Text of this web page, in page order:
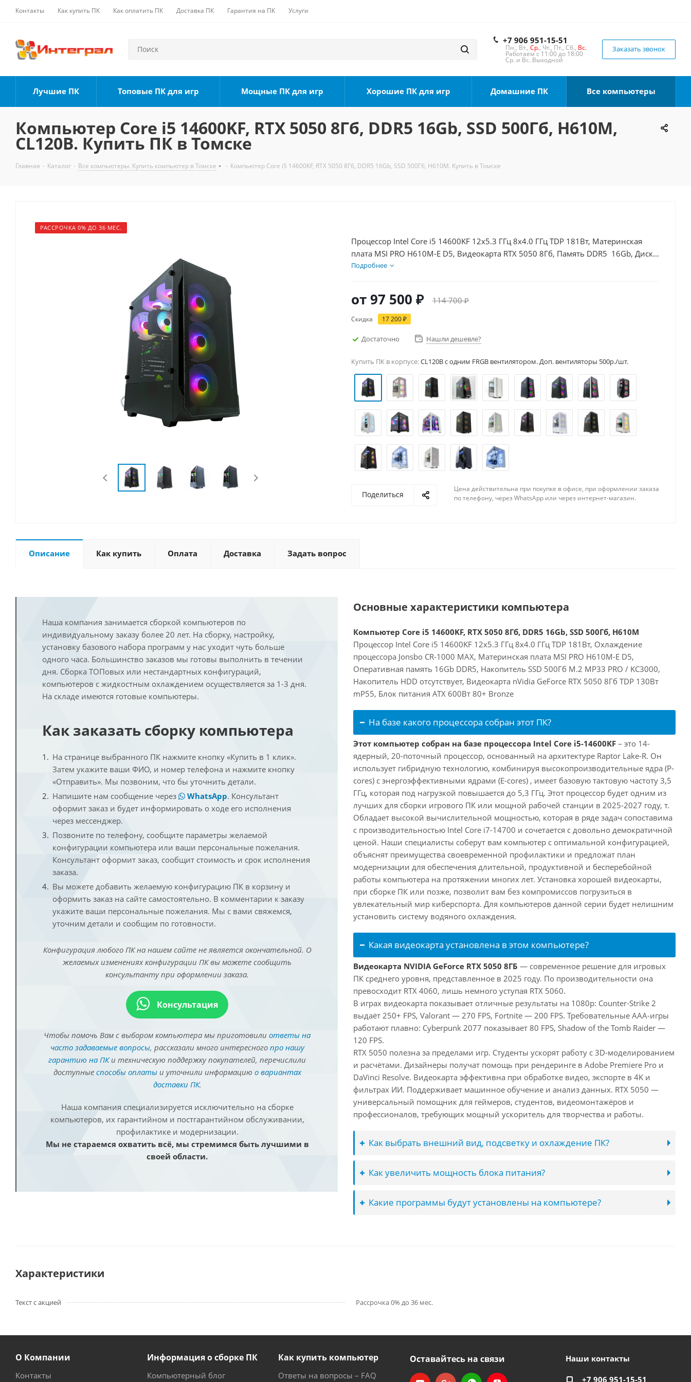
Контакты Как купить ПК Как оплатить ПК Доставка ПК Гарантия на ПК Услуги
+7 906 951-15-51
Пн., Вт., Ср., Чт., Пт., Сб., Вс.
Работаем с 11:00 до 18:00
Ср. и Вс. Выходной
Заказать звонок
Лучшие ПК Топовые ПК для игр Мощные ПК для игр Хорошие ПК для игр Домашние ПК Все компьютеры
Компьютер Core i5 14600KF, RTX 5050 8Гб, DDR5 16Gb, SSD 500Гб, H610M,
CL120B. Купить ПК в Томске
Главная - Каталог - Все компьютеры. Купить компьютер в Томске - Компьютер Core i5 14600KF, RTX 5050 8Гб, DDR5 16Gb, SSD 500Гб, H610M. Купить в Томске
РАССРОЧКА 0% ДО 36 МЕС.
Процессор Intel Core i5 14600KF 12x5.3 ГГц 8x4.0 ГГц TDP 181Вт, Материнская
плата MSI PRO H610M-E D5, Видеокарта RTX 5050 8Гб, Память DDR5 16Gb, Диски
SSD 500Гб, БП 600Вт
Подробнее
от97 500 ₽ 114 700 ₽
Скидка 17 200 ₽
Достаточно Нашли дешевле?
Купить ПК в корпусе:CL120B c одним FRGB вентилятором. Доп. вентиляторы 500р./шт.
Поделиться
Цена действительна при покупке в офисе, при оформлении заказа
по телефону, через WhatsApp или через интернет-магазин.
Описание Как купить Оплата Доставка Задать вопрос
Наша компания занимается сборкой компьютеров по
индивидуальному заказу более 20 лет. На сборку, настройку,
установку базового набора программ у нас уходит чуть больше
одного часа. Большинство заказов мы готовы выполнить в течении
дня. Сборка ТОПовых или нестандартных конфигураций,
компьютеров с жидкостным охлаждением осуществляется за 1-3 дня.
На складе имеются готовые компьютеры.
Как заказать сборку компьютера
На странице выбранного ПК нажмите кнопку «Купить в 1 клик».
Затем укажите ваши ФИО, и номер телефона и нажмите кнопку
«Отправить». Мы позвоним, что бы уточнить детали.
Напишите нам сообщение через
WhatsApp. Консультант
оформит заказ и будет информировать о ходе его исполнения
через мессенджер.
Позвоните по телефону, сообщите параметры желаемой
конфигурации компьютера или ваши персональные пожелания.
Консультант оформит заказ, сообщит стоимость и срок исполнения
заказа.
Вы можете добавить желаемую конфигурацию ПК в корзину и
оформить заказ на сайте самостоятельно. В комментарии к заказу
укажите ваши персональные пожелания. Мы с вами свяжемся,
уточним детали и сообщим по готовности.
Конфигурация любого ПК на нашем сайте не является окончательной. О
желаемых изменениях конфигурации ПК вы можете сообщить
консультанту при оформлении заказа.
Консультация
Чтобы помочь Вам с выбором компьютера мы приготовили ответы на
часто задаваемые вопросы, рассказали много интересного про нашу
гарантию на ПКи техническую поддержку покупателей, перечислили
доступные способы оплатыи уточнили информацию о вариантах
доставки ПК.
Наша компания специализируется исключительно на сборке
компьютеров, их гарантийном и постгарантийном обслуживании,
профилактике и модернизации.
Мы не стараемся охватить всё, мы стремимся быть лучшими в
своей области.
Основные характеристики компьютера
Компьютер Core i5 14600KF, RTX 5050 8Гб, DDR5 16Gb, SSD 500Гб, H610M
Процессор Intel Core i5 14600KF 12x5.3 ГГц 8x4.0 ГГц TDP 181Вт, Охлаждение
процессора Jonsbo CR-1000 MAX, Материнская плата MSI PRO H610M-E D5,
Оперативная память 16Gb DDR5, Накопитель SSD 500Гб M.2 MP33 PRO / KC3000,
Накопитель HDD отсутствует, Видеокарта nVidia GeForce RTX 5050 8Гб TDP 130Вт
mP55, Блок питания ATX 600Вт 80+ Bronze
На базе какого процессора собран этот ПК?
Этот компьютер собран на базе процессора Intel Core i5-14600KF – это 14-
ядерный, 20-поточный процессор, основанный на архитектуре Raptor Lake-R. Он
использует гибридную технологию, комбинируя высокопроизводительные ядра (P-
cores) с энергоэффективными ядрами (E-cores) , имеет базовую тактовую частоту 3,5
ГГц, которая под нагрузкой повышается до 5,3 ГГц. Этот процессор будет одним из
лучших для сборки игрового ПК или мощной рабочей станции в 2025-2027 году, т.
Обладает высокой вычислительной мощностью, которая в ряде задач сопоставима
с производительностью Intel Core i7-14700 и сочетается с довольно демократичной
ценой. Наши специалисты соберут вам компьютер с оптимальной конфигурацией,
объяснят преимущества своевременной профилактики и предложат план
модернизации для обеспечения длительной, продуктивной и бесперебойной
работы компьютера на протяжении многих лет. Установка хорошей видеокарты,
при сборке ПК или позже, позволит вам без компромиссов погрузиться в
увлекательный мир киберспорта. Для компьютеров данной серии будет нелишним
установить систему водяного охлаждения.
Какая видеокарта установлена в этом компьютере?
Видеокарта NVIDIA GeForce RTX 5050 8ГБ — современное решение для игровых
ПК среднего уровня, представленное в 2025 году. По производительности она
превосходит RTX 4060, лишь немного уступая RTX 5060.
В играх видеокарта показывает отличные результаты на 1080p: Counter-Strike 2
выдаёт 250+ FPS, Valorant — 270 FPS, Fortnite — 200 FPS. Требовательные AAA-игры
работают плавно: Cyberpunk 2077 показывает 80 FPS, Shadow of the Tomb Raider —
120 FPS.
RTX 5050 полезна за пределами игр. Студенты ускорят работу с 3D-моделированием
и расчётами. Дизайнеры получат помощь при рендеринге в Adobe Premiere Pro и
DaVinci Resolve. Видеокарта эффективна при обработке видео, экспорте в 4K и
фильтрах ИИ. Поддерживает машинное обучение и анализ данных. RTX 5050 —
универсальный помощник для геймеров, студентов, видеомонтажёров и
профессионалов, требующих мощный ускоритель для творчества и работы.
Как выбрать внешний вид, подсветку и охлаждение ПК?
Как увеличить мощность блока питания?
Какие программы будут установлены на компьютере?
Характеристики
Текст с акцией Рассрочка 0% до 36 мес.
О Компании
Контакты
Информация о сборке ПК
Компьютерный блог
Как купить компьютер
Ответы на вопросы – FAQ
Оставайтесь на связи Наши контакты
+7 906 951-15-51